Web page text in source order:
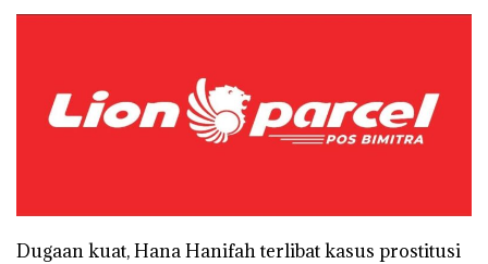
Dugaan kuat, Hana Hanifah terlibat kasus prostitusi